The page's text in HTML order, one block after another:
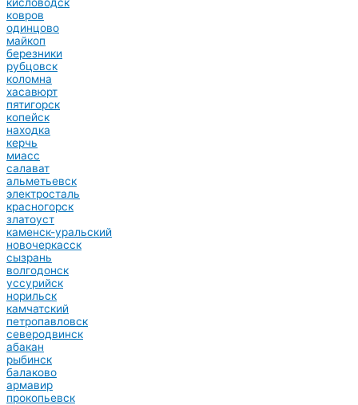
ковров
одинцово
майкоп
березники
рубцовск
коломна
хасавюрт
пятигорск
копейск
находка
керчь
миасс
салават
альметьевск
электросталь
красногорск
златоуст
каменск-уральский
новочеркасск
сызрань
волгодонск
уссурийск
норильск
камчатский
петропавловск
северодвинск
абакан
рыбинск
балаково
армавир
прокопьевск